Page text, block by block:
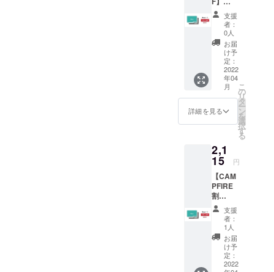
を目安
にお届
けを予
定して
おりま
す ■製
品発送
日より
３ヶ月
の製品
保証あ
り ■備
い文字
を記入
してく
ださい
※日本語
は最大
15文
字、英
語は最
大23文
字まで
印字可
能です
Macy
カード
１枚
（印字
あり）
■価格：
1,998円
（税
込・送
料込）
■３色か
らお好
みのカ
お選び
くださ
い ■４
月中旬
を目安
にお届
けを予
定して
おりま
す ■製
品発送
日より
３ヶ月
支援
者：
0人
お届
け予
定：
2022
年04
月
詳細を見る
こ
の
リ
タ
ー
ン
を
選
択
す
る
2,1
15 円
【CAM
PFIRE
割
10%OF
F】
Macy
カード
１枚
（印字
あり）
支援
者：
1人
お届
け予
定：
2022